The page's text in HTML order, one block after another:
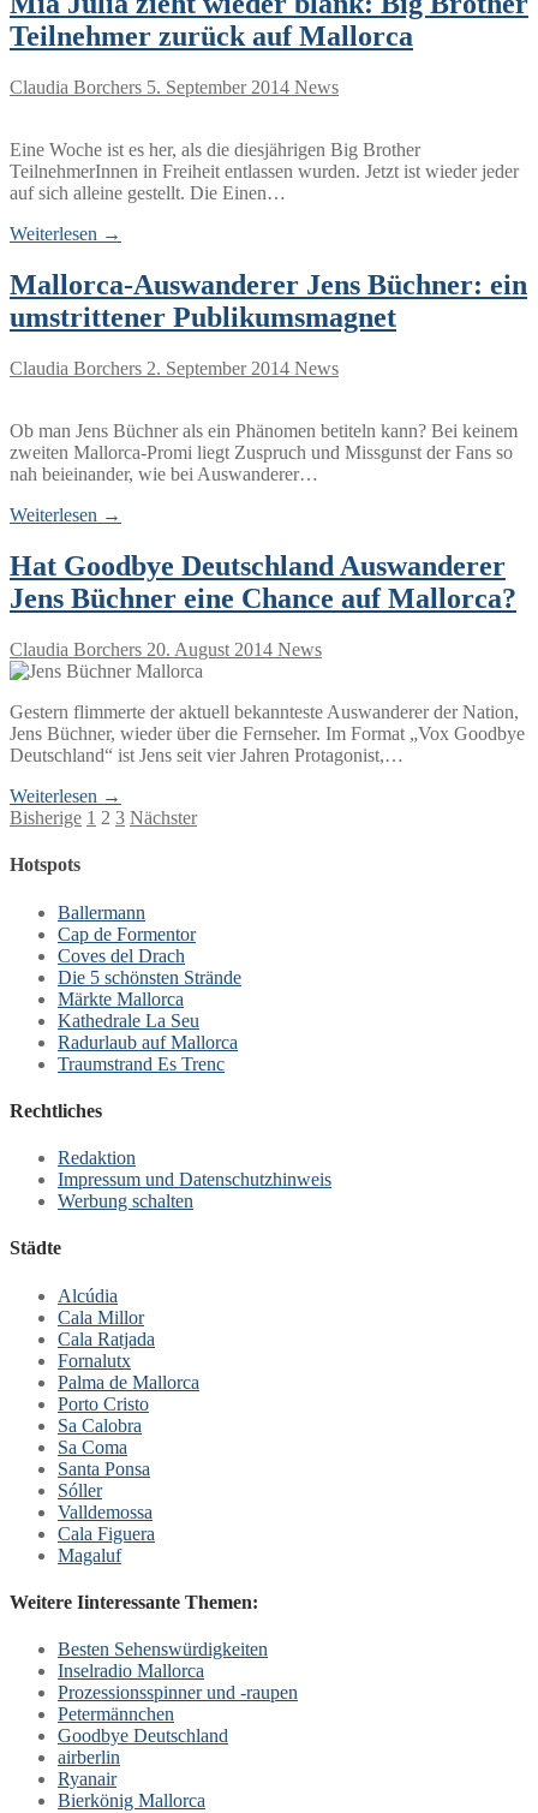
Teilnehmer zurück auf Mallorca
Claudia Borchers 5. September 2014 News
Eine Woche ist es her, als die diesjährigen Big Brother
TeilnehmerInnen in Freiheit entlassen wurden. Jetzt ist wieder jeder
auf sich alleine gestellt. Die Einen…
Weiterlesen →
Mallorca-Auswanderer Jens Büchner: ein
umstrittener Publikumsmagnet
Claudia Borchers 2. September 2014 News
Ob man Jens Büchner als ein Phänomen betiteln kann? Bei keinem
zweiten Mallorca-Promi liegt Zuspruch und Missgunst der Fans so
nah beieinander, wie bei Auswanderer…
Weiterlesen →
Hat Goodbye Deutschland Auswanderer
Jens Büchner eine Chance auf Mallorca?
Claudia Borchers 20. August 2014 News
Gestern flimmerte der aktuell bekannteste Auswanderer der Nation,
Jens Büchner, wieder über die Fernseher. Im Format „Vox Goodbye
Deutschland“ ist Jens seit vier Jahren Protagonist,…
Weiterlesen →
Seitennummerierung
der
Bisherige 1 2 3 Nächster
Hotspots
Ballermann
Cap de Formentor
Coves del Drach
Die 5 schönsten Strände
Märkte Mallorca
Kathedrale La Seu
Radurlaub auf Mallorca
Traumstrand Es Trenc
Rechtliches
Redaktion
Impressum und Datenschutzhinweis
Werbung schalten
Städte
Alcúdia
Cala Millor
Cala Ratjada
Fornalutx
Palma de Mallorca
Porto Cristo
Sa Calobra
Sa Coma
Santa Ponsa
Sóller
Valldemossa
Cala Figuera
Magaluf
Weitere Iinteressante Themen:
Besten Sehenswürdigkeiten
Inselradio Mallorca
Prozessionsspinner und -raupen
Petermännchen
Goodbye Deutschland
airberlin
Ryanair
Bierkönig Mallorca